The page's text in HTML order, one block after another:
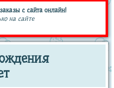
с сайта онлайн!
на сайте